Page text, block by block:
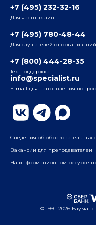
Радио
ул. Радио, д.24, корпус
ул. Воронцовская, д.
Бауманский
ул. Бауманская, д. 6,
Плаза», 4-й этаж
+7 (495) 232-32-16
Для частных лиц
+7 (495) 780-48-44
Для слушателей от организаций
+7 (800) 444-28-35
Тех. поддержка
info@specialist.ru
E-mail для направления
Сведения об образовательных
Вакансии для преподавателей
На информационном ресурсе
© 1991–2026